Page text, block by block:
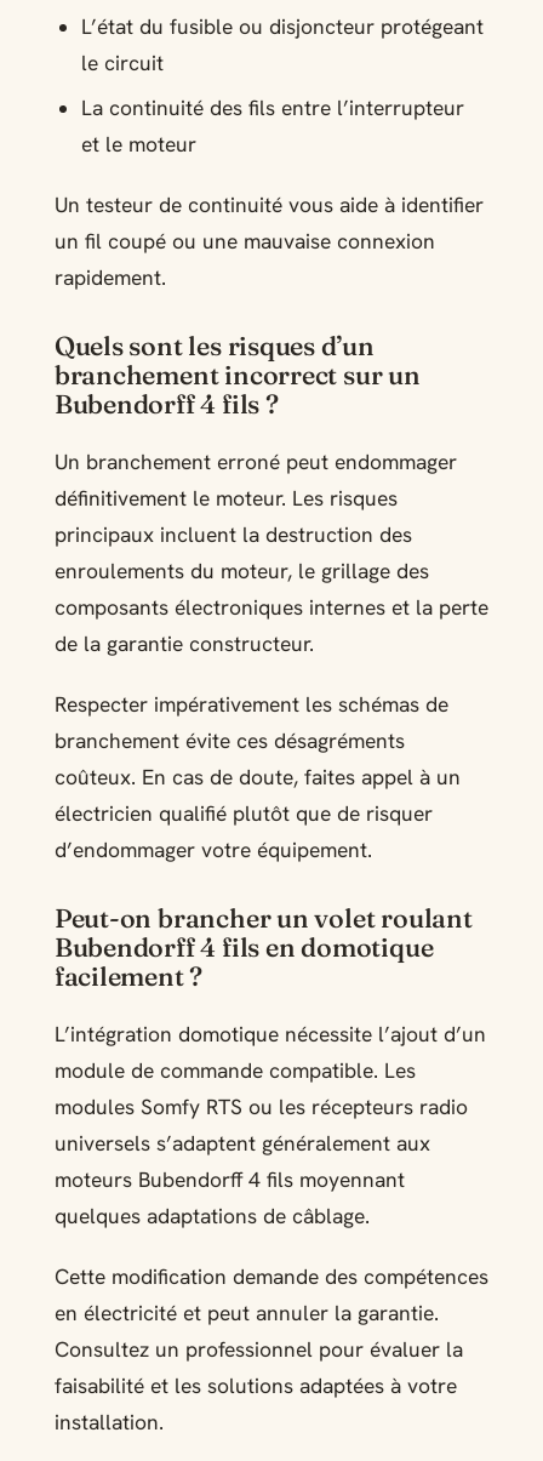
L’état du fusible ou disjoncteur protégeant
le circuit
La continuité des fils entre l’interrupteur
et le moteur
Un testeur de continuité vous aide à identifier
un fil coupé ou une mauvaise connexion
rapidement.
Quels sont les risques d’un
branchement incorrect sur un
Bubendorff 4 fils ?
Un branchement erroné peut endommager
définitivement le moteur. Les risques
principaux incluent la destruction des
enroulements du moteur, le grillage des
composants électroniques internes et la perte
de la garantie constructeur.
Respecter impérativement les schémas de
branchement évite ces désagréments
coûteux. En cas de doute, faites appel à un
électricien qualifié plutôt que de risquer
d’endommager votre équipement.
Peut-on brancher un volet roulant
Bubendorff 4 fils en domotique
facilement ?
L’intégration domotique nécessite l’ajout d’un
module de commande compatible. Les
modules Somfy RTS ou les récepteurs radio
universels s’adaptent généralement aux
moteurs Bubendorff 4 fils moyennant
quelques adaptations de câblage.
Cette modification demande des compétences
en électricité et peut annuler la garantie.
Consultez un professionnel pour évaluer la
faisabilité et les solutions adaptées à votre
installation.